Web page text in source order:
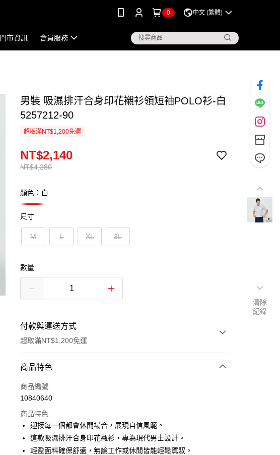
0 中文 (繁體)
門市資訊 會員服務
男裝 吸濕排汗合身印花襯衫領短袖POLO衫-白
5257212-90
超取滿NT$1,200免運
NT$4,280
NT$2,140
顏色：白
尺寸
M L XL 3L
數量
付款與運送方式
超取滿NT$1,200免運
付款方式
信用卡一次付款
LINE Pay
Apple Pay
商品特色
商品編號
10840640
商品特色
迎接每一個都會休閒場合，展現自信風範。
這款吸濕排汗合身印花襯衫，專為現代男士設計。
輕盈面料確保舒適，無論工作或休閒皆能輕鬆駕馭。
清除
紀錄